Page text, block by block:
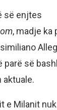
së enjtes
, madje ka
parë së
e Milanit